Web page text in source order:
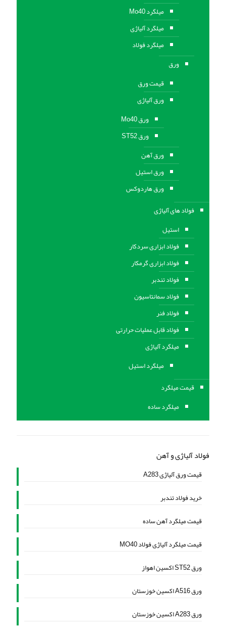
میلگرد Mo40
میلگرد آلیاژی
میلگرد فولاد
ورق
قیمت ورق
ورق آلیاژی
ورق Mo40
ورق ST52
ورق آهن
ورق استيل
ورق هاردوکس
فولاد های آلیاژی
استیل
فولاد ابزاری سردکار
فولاد ابزاری گرمکار
فولاد تندبر
فولاد سمانتاسیون
فولاد فنر
فولاد قابل عملیات حرارتی
ميلگرد آلیاژی
میلگرد استیل
قیمت میلگرد
میلگرد ساده
فولاد آلیاژی و آهن
قیمت ورق آلیاژی A283
خرید فولاد تندبر
قیمت میلگرد آهن ساده
قیمت میلگرد آلیاژی فولاد MO40
ورق ST52 اکسین اهواز
ورق A516 اکسین خوزستان
ورق A283 اکسین خوزستان